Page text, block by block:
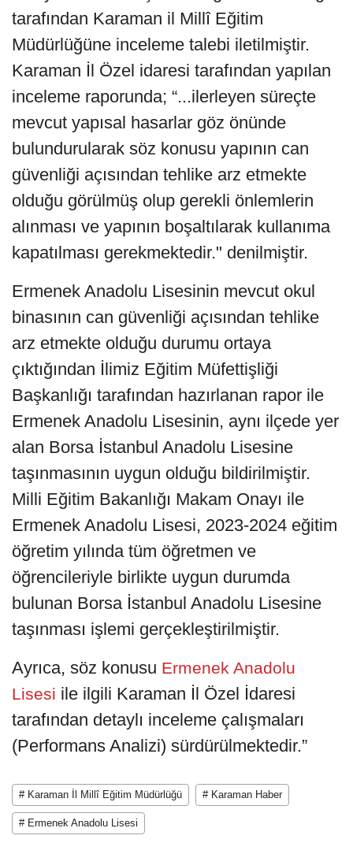
tarafından Karaman il Millî Eğitim
Müdürlüğüne inceleme talebi iletilmiştir.
Karaman İl Özel idaresi tarafından yapılan
inceleme raporunda; “...ilerleyen süreçte
mevcut yapısal hasarlar göz önünde
bulundurularak söz konusu yapının can
güvenliği açısından tehlike arz etmekte
olduğu görülmüş olup gerekli önlemlerin
alınması ve yapının boşaltılarak kullanıma
kapatılması gerekmektedir." denilmiştir.
Ermenek Anadolu Lisesinin mevcut okul
binasının can güvenliği açısından tehlike
arz etmekte olduğu durumu ortaya
çıktığından İlimiz Eğitim Müfettişliği
Başkanlığı tarafından hazırlanan rapor ile
Ermenek Anadolu Lisesinin, aynı ilçede yer
alan Borsa İstanbul Anadolu Lisesine
taşınmasının uygun olduğu bildirilmiştir.
Milli Eğitim Bakanlığı Makam Onayı ile
Ermenek Anadolu Lisesi, 2023-2024 eğitim
öğretim yılında tüm öğretmen ve
öğrencileriyle birlikte uygun durumda
bulunan Borsa İstanbul Anadolu Lisesine
taşınması işlemi gerçekleştirilmiştir.
Ayrıca, söz konusu Ermenek Anadolu
Lisesi ile ilgili Karaman İl Özel İdaresi
tarafından detaylı inceleme çalışmaları
(Performans Analizi) sürdürülmektedir.”
# Karaman İl Millî Eğitim Müdürlüğü # Karaman Haber
# Ermenek Anadolu Lisesi